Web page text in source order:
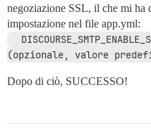
negoziazione SSL, il che mi ha
impostazione nel file app.yml:
(opzionale, valore
Dopo di ciò, SUCCESSO!